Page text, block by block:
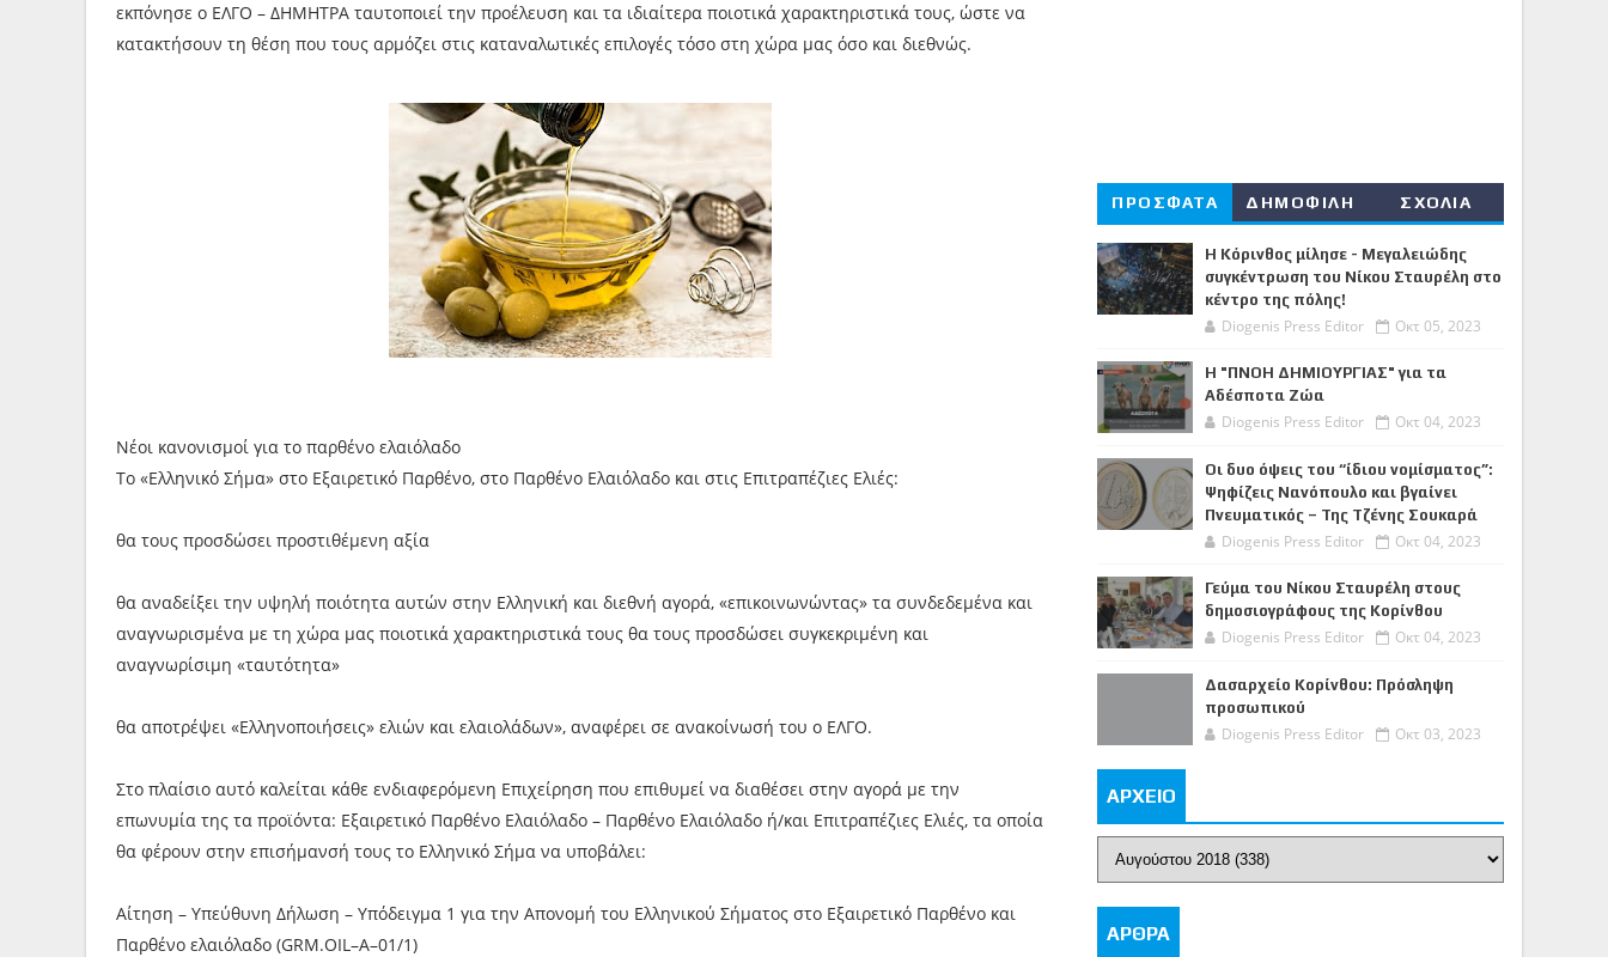
εκπόνησε ο ΕΛΓΟ – ΔΗΜΗΤΡΑ ταυτοποιεί την προέλευση και τα ιδιαίτερα ποιοτικά χαρακτηριστικά τους, ώστε να
κατακτήσουν τη θέση που τους αρμόζει στις καταναλωτικές επιλογές τόσο στη χώρα μας όσο και διεθνώς.
Νέοι κανονισμοί για το παρθένο ελαιόλαδο
Το «Ελληνικό Σήμα» στο Εξαιρετικό Παρθένο, στο Παρθένο Ελαιόλαδο και στις Επιτραπέζιες Ελιές:
θα τους προσδώσει προστιθέμενη αξία
θα αναδείξει την υψηλή ποιότητα αυτών στην Ελληνική και διεθνή αγορά, «επικοινωνώντας» τα συνδεδεμένα και
αναγνωρισμένα με τη χώρα μας ποιοτικά χαρακτηριστικά τους θα τους προσδώσει συγκεκριμένη και
αναγνωρίσιμη «ταυτότητα»
θα αποτρέψει «Ελληνοποιήσεις» ελιών και ελαιολάδων», αναφέρει σε ανακοίνωσή του ο ΕΛΓΟ.
Στο πλαίσιο αυτό καλείται κάθε ενδιαφερόμενη Επιχείρηση που επιθυμεί να διαθέσει στην αγορά με την
επωνυμία της τα προϊόντα: Εξαιρετικό Παρθένο Ελαιόλαδο – Παρθένο Ελαιόλαδο ή/και Επιτραπέζιες Ελιές, τα οποία
θα φέρουν στην επισήμανσή τους το Ελληνικό Σήμα να υποβάλει:
Αίτηση – Υπεύθυνη Δήλωση – Υπόδειγμα 1 για την Απονομή του Ελληνικού Σήματος στο Εξαιρετικό Παρθένο και
Παρθένο ελαιόλαδο (GRM.OIL–A–01/1)
ΠΡΟΣΦΑΤΑ ΔΗΜΟΦΙΛΗ ΣΧΟΛΙΑ
Η Κόρινθος μίλησε - Μεγαλειώδης
συγκέντρωση του Νίκου Σταυρέλη στο
κέντρο της πόλης!
Diogenis Press Editor Οκτ 05, 2023
Η "ΠΝΟΗ ΔΗΜΙΟΥΡΓΙΑΣ" για τα
Αδέσποτα Ζώα
Diogenis Press Editor Οκτ 04, 2023
Οι δυο όψεις του “ίδιου νομίσματος”:
Ψηφίζεις Νανόπουλο και βγαίνει
Πνευματικός – Της Τζένης Σουκαρά
Diogenis Press Editor Οκτ 04, 2023
Γεύμα του Νίκου Σταυρέλη στους
δημοσιογράφους της Κορίνθου
Diogenis Press Editor Οκτ 04, 2023
Δασαρχείο Κορίνθου: Πρόσληψη
προσωπικού
Diogenis Press Editor Οκτ 03, 2023
ΑΡΧΕΙΟ
ΑΡΘΡΑ